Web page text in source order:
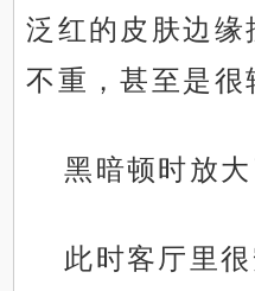
泛红的皮肤边缘
不重，甚至是很
黑暗顿时放大
此时客厅里